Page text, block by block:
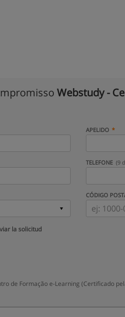
Webstudy -
APELIDO
TELEFONE (9
CÓDIGO
la solicitud
de Formação e-Learning (Certificado